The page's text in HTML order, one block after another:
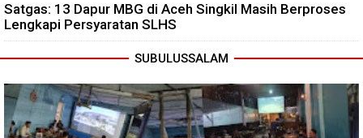
Satgas: 13 Dapur MBG di Aceh Singkil Masih Berproses
Lengkapi Persyaratan SLHS
SUBULUSSALAM